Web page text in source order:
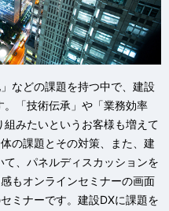
などの課題を持つ中で、建設
「技術伝承」や「業務効率
みたいというお客様も増えて
の課題とその対策、また、建
、パネルディスカッションを
もオンラインセミナーの画面
ミナーです。建設DXに課題を